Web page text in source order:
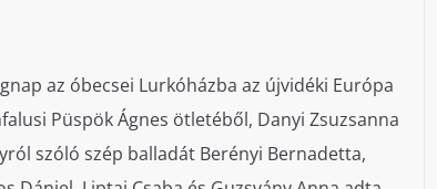
az óbecsei Lurkóházba az újvidéki Európa
Püspök Ágnes ötletéből, Danyi Zsuzsanna
szóló szép balladát Berényi Bernadetta,